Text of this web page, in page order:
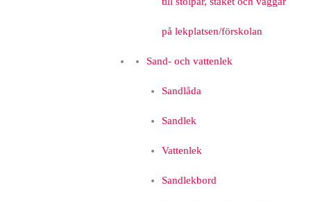
på lekplatsen/förskolan
Sand- och vattenlek
Sandlåda
Sandlek
Vattenlek
Sandlekbord